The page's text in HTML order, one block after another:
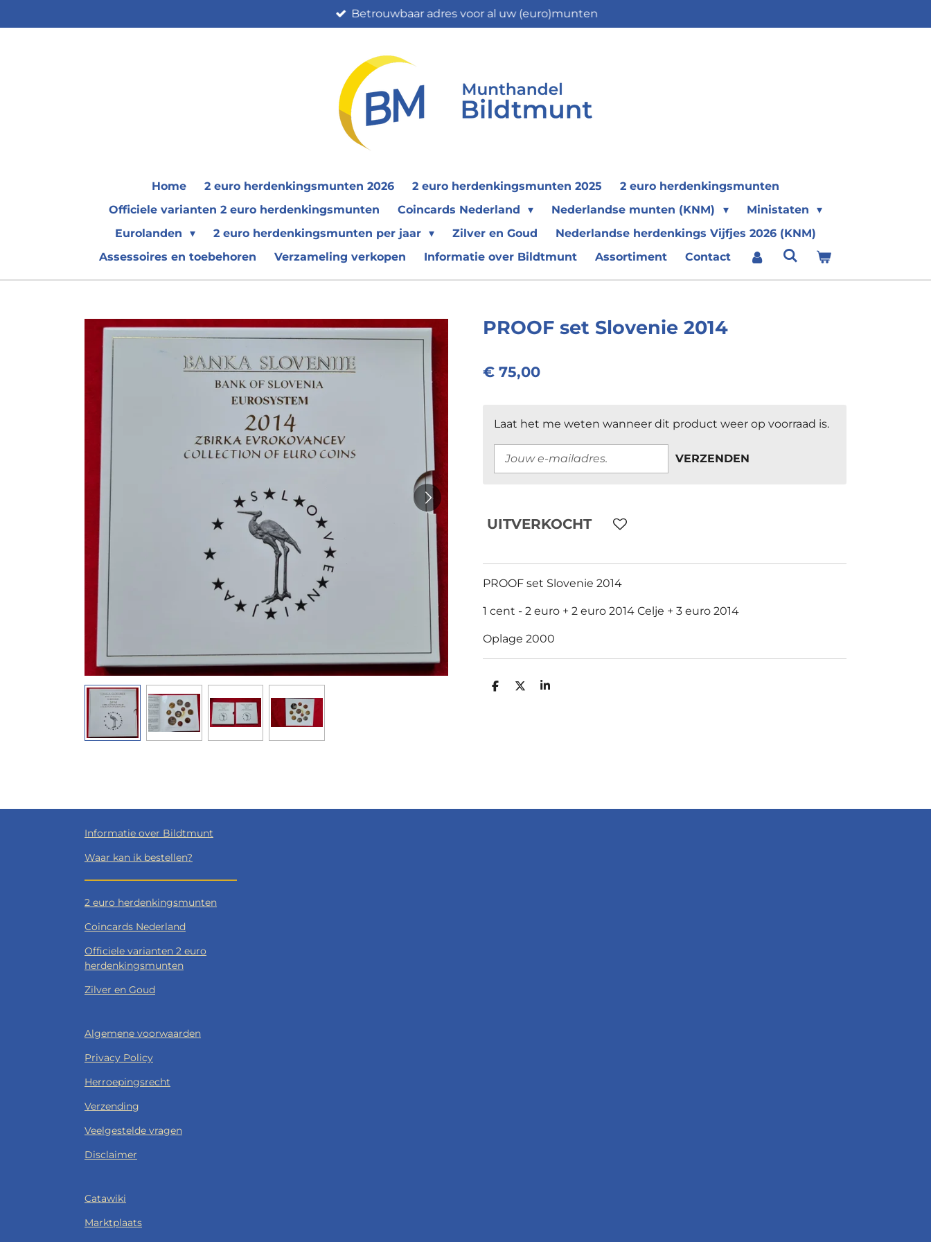
direct
Betrouwbaar adres voor al uw (euro)munten
Home 2 euro herdenkingsmunten 2026 2 euro herdenkingsmunten 2025
2 euro herdenkingsmunten
Officiele varianten 2 euro herdenkingsmunten
Coincards Nederland Nederlandse munten (KNM)
Ministaten
Eurolanden
2 euro herdenkingsmunten per jaar Zilver en Goud
Nederlandse herdenkings Vijfjes 2026 (KNM)
Assessoires en toebehoren
Verzameling verkopen Informatie over Bildtmunt Assortiment Contact
PROOF set Slovenie 2014
€ 75,00
Laat het me weten wanneer dit product weer op voorraad is.
VERZENDEN
UITVERKOCHT
PROOF set Slovenie 2014
1 cent - 2 euro + 2 euro 2014 Celje + 3 euro 2014
Oplage 2000
D
D
S
Informatie over Bildtmunt
Waar kan ik bestellen?
2 euro herdenkingsmunten
Coincards Nederland
Officiele varianten 2 euro
herdenkingsmunten
Zilver en Goud
Algemene voorwaarden
Privacy Policy
Herroepingsrecht
Verzending
Veelgestelde vragen
Disclaimer
Catawiki
Marktplaats